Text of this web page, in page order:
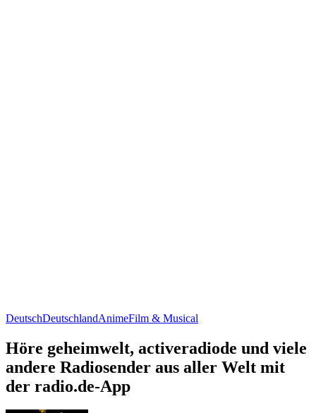
DeutschDeutschlandAnimeFilm & Musical
Höre geheimwelt, activeradiode und viele
andere Radiosender aus aller Welt mit
der radio.de-App